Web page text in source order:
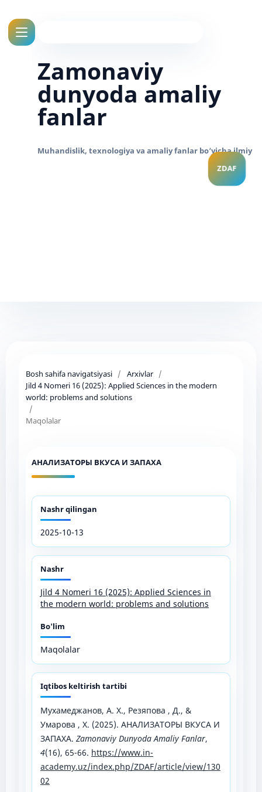
Zamonaviy
dunyoda amaliy
fanlar
Bosh sahifa navigatsiyasi / Arxivlar /
Jild 4 Nomeri 16 (2025): Applied Sciences in the modern
world: problems and solutions
/
Maqolalar
АНАЛИЗАТОРЫ ВКУСА И ЗАПАХА
Nashr qilingan
2025-10-13
Nashr
Jild 4 Nomeri 16 (2025): Applied Sciences in
the modern world: problems and solutions
Bo'lim
Maqolalar
Iqtibos keltirish tartibi
Мухамеджанов, А. Х., Резяпова , Д., &
Умарова , Х. (2025). АНАЛИЗАТОРЫ ВКУСА И
ЗАПАХА. Zamonaviy Dunyoda Amaliy Fanlar,
4(16), 65-66. https://www.in-
academy.uz/index.php/ZDAF/article/view/130
02